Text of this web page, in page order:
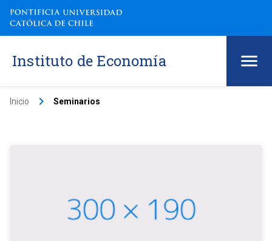
Instituto de Economía
Inicio keyboard_arrow_right Seminarios